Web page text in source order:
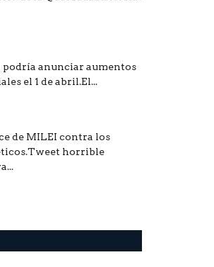
podría anunciar aumentos
el 1 de abril.El...
de MILEI contra los
horrible